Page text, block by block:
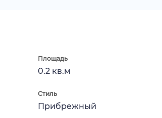
Площадь
0.2 кв.м
Стиль
Прибрежный